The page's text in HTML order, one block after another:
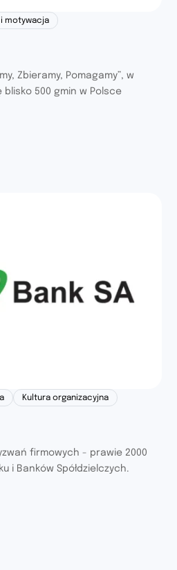
motywacja
Zbieramy, Pomagamy”, w
500 gmin w Polsce
Kultura organizacyjna
firmowych - prawie 2000
i Banków Spółdzielczych.